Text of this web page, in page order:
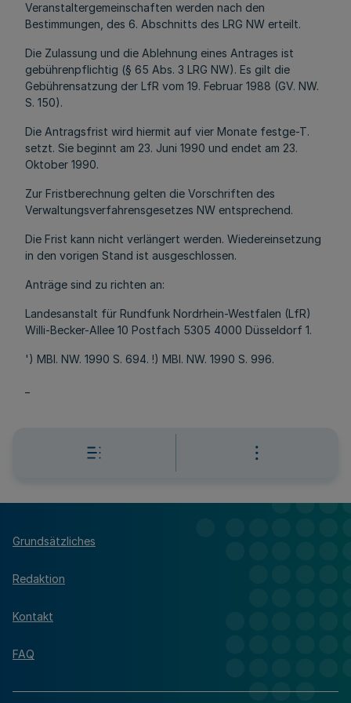
Veranstaltergemeinschaften werden nach den
Bestimmungen, des 6. Abschnitts des LRG NW erteilt.
Die Zulassung und die Ablehnung eines Antrages ist
gebührenpflichtig (§ 65 Abs. 3 LRG NW). Es gilt die
Gebührensatzung der LfR vom 19. Februar 1988 (GV. NW.
S. 150).
Die Antragsfrist wird hiermit auf vier Monate festge-T.
setzt. Sie beginnt am 23. Juni 1990 und endet am 23.
Oktober 1990.
Zur Fristberechnung gelten die Vorschriften des
Verwaltungsverfahrensgesetzes NW entsprechend.
Die Frist kann nicht verlängert werden. Wiedereinsetzung
in den vorigen Stand ist ausgeschlossen.
Anträge sind zu richten an:
Landesanstalt für Rundfunk Nordrhein-Westfalen (LfR)
Willi-Becker-Allee 10 Postfach 5305 4000 Düsseldorf 1.
') MBl. NW. 1990 S. 694. !) MBl. NW. 1990 S. 996.
Grundsätzliches
Redaktion
Kontakt
FAQ